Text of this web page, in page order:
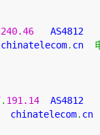
240.46
   AS4812
. cn
. 191.14
  AS4812
chinatelecom
. cn